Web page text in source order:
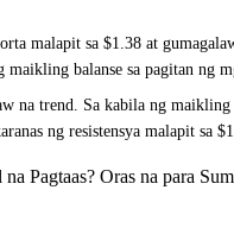
malapit sa $1.38 at
balanse sa pagitan ng
na trend. Sa kabila ng
ng resistensya malapit sa
Oras na para